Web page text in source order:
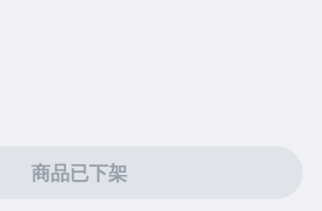
商品已下架